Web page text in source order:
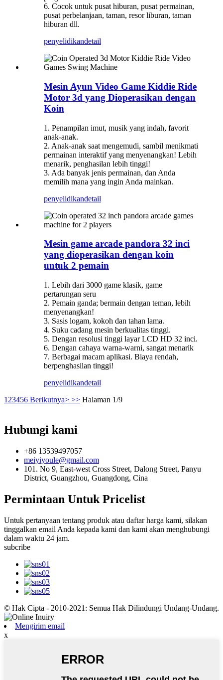
6. Cocok untuk pusat hiburan, pusat permainan,
pusat perbelanjaan, taman, resor liburan, taman
hiburan dll.
penyelidikandetail
Mesin Ayun Video Game Kiddie Ride
Motor 3d yang Dioperasikan dengan
Koin
1. Penampilan imut, musik yang indah, favorit
anak-anak.
2. Anak-anak saat mengemudi, sambil menikmati
permainan interaktif yang menyenangkan! Lebih
menarik, penghasilan lebih tinggi!
3. Ada banyak jenis permainan, dan Anda
memilih mana yang ingin Anda mainkan.
penyelidikandetail
Mesin game arcade pandora 32 inci
yang dioperasikan dengan koin
untuk 2 pemain
1. Lebih dari 3000 game klasik, game
pertarungan seru
2. Pemain ganda; bermain dengan teman, lebih
menyenangkan!
3. Sasis logam, kokoh dan tahan lama.
4. Suku cadang mesin berkualitas tinggi.
5. Dengan resolusi tinggi layar LCD HD 32 inci.
6. Dengan cahaya warna-warni, sangat menarik
7. Berbagai macam aplikasi. Biaya rendah,
berpenghasilan tinggi!
penyelidikandetail
1 23456 Berikutnya> >> Halaman 1/9
Hubungi kami
+86 13539497057
meiyiyoule@gmail.com
101. No 9, East-west Cross Street, Dalong Street, Panyu
District, Guangzhou, Guangdong, Cina
Permintaan Untuk Pricelist
Untuk pertanyaan tentang produk atau daftar harga kami, silakan
tinggalkan email Anda kepada kami dan kami akan menghubungi
dalam waktu 24 jam.
subcribe
© Hak Cipta - 2010-2021: Semua Hak Dilindungi Undang-Undang.
Mengirim email
x